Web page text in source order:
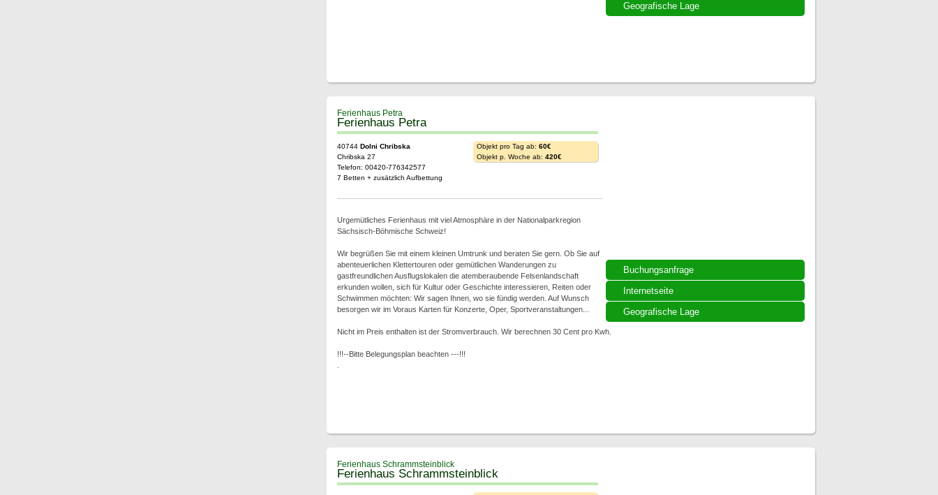
Geografische Lage
Ferienhaus Petra
Buchungsanfrage
Internetseite
Geografische Lage
Ferienhaus Petra
40744Dolni Chribska
Chribska 27
Telefon: 00420-776342577
7 Betten + zusätzlich Aufbettung
Objekt pro Tag ab:60€
Objekt p. Woche ab:420€
Urgemütliches Ferienhaus mit viel Atmosphäre in der Nationalparkregion
Sächsisch-Böhmische Schweiz!
Wir begrüßen Sie mit einem kleinen Umtrunk und beraten Sie gern. Ob Sie auf
abenteuerlichen Klettertouren oder gemütlichen Wanderungen zu
gastfreundlichen Ausflugslokalen die atemberaubende Felsenlandschaft
erkunden wollen, sich für Kultur oder Geschichte interessieren, Reiten oder
Schwimmen möchten: Wir sagen Ihnen, wo sie fündig werden. Auf Wunsch
besorgen wir im Voraus Karten für Konzerte, Oper, Sportveranstaltungen...
Nicht im Preis enthalten ist der Stromverbrauch. Wir berechnen 30 Cent pro Kwh.
!!!--Bitte Belegungsplan beachten ---!!!
Ferienhaus Schrammsteinblick
Ferienhaus Schrammsteinblick